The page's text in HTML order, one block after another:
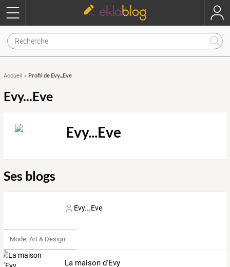
Accueil » Profil de Evy...Eve
Evy...Eve
Evy...Eve
Ses blogs
Evy...Eve
Mode, Art & Design
La maison d'Evy